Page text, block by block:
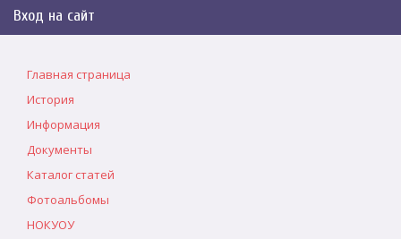
Вход на сайт
Главная страница
История
Информация
Документы
Каталог статей
Фотоальбомы
НОКУОУ